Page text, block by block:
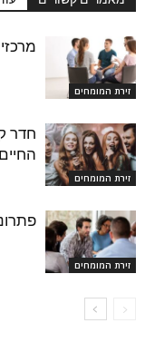
זירת המומחים
זירת המומחים
חדר
החיים
זירת המומחים